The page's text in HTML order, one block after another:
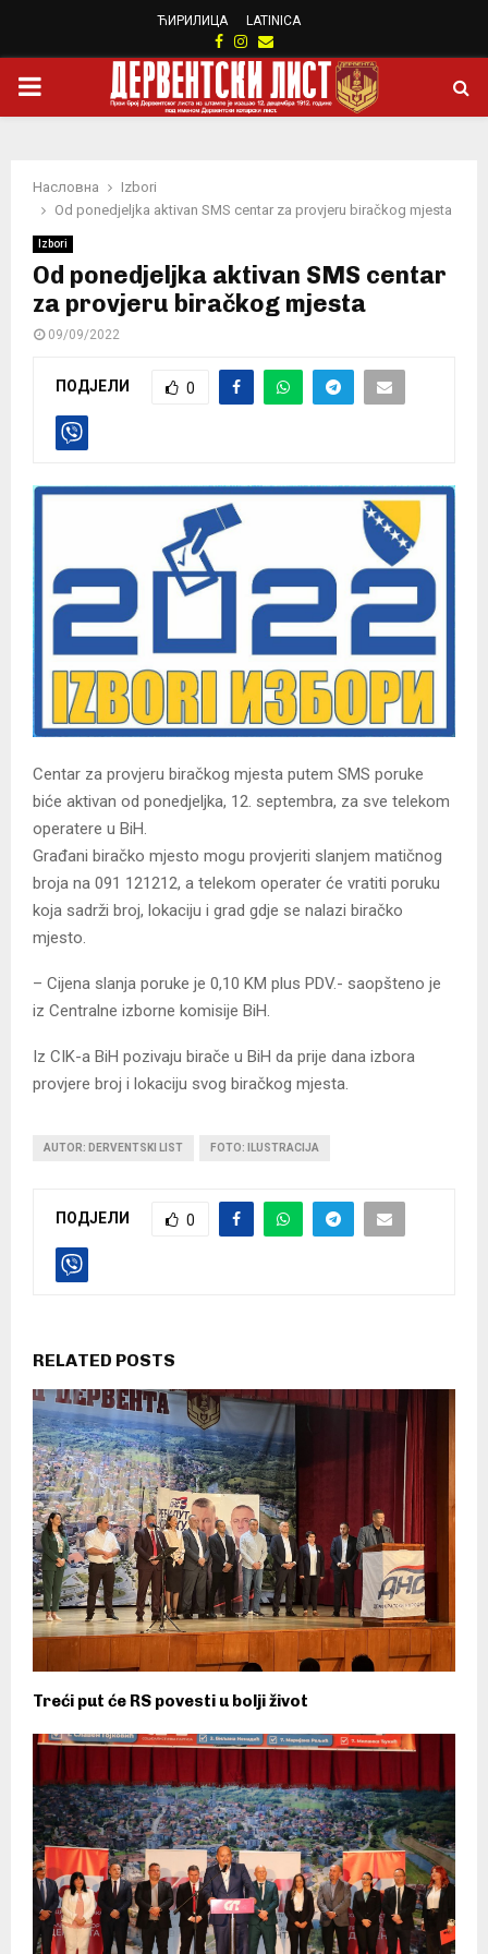
ЋИРИЛИЦА LATINICA
Facebook
Instagram
Email
PRIMARY
Насловна
Izbori
Od ponedjeljka aktivan SMS centar za provjeru biračkog mjesta
Izbori
Od ponedjeljka aktivan SMS centar
za provjeru biračkog mjesta
09/09/2022
ПОДЈЕЛИ 0
Centar za provjeru biračkog mjesta putem SMS poruke
biće aktivan od ponedjeljka, 12. septembra, za sve telekom
operatere u BiH.
Građani biračko mjesto mogu provjeriti slanjem matičnog
broja na 091 121212, a telekom operater će vratiti poruku
koja sadrži broj, lokaciju i grad gdje se nalazi biračko
mjesto.
– Cijena slanja poruke je 0,10 KM plus PDV.- saopšteno je
iz Centralne izborne komisije BiH.
Iz CIK-a BiH pozivaju birače u BiH da prije dana izbora
provjere broj i lokaciju svog biračkog mjesta.
AUTOR: DERVENTSKI LIST FOTO: ILUSTRACIJA
ПОДЈЕЛИ 0
RELATED POSTS
Treći put će RS povesti u bolji život